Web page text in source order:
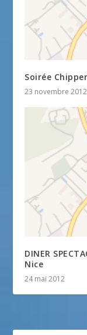
Soirée
23 novembre 2012
DINER
Nice
24 mai 2012